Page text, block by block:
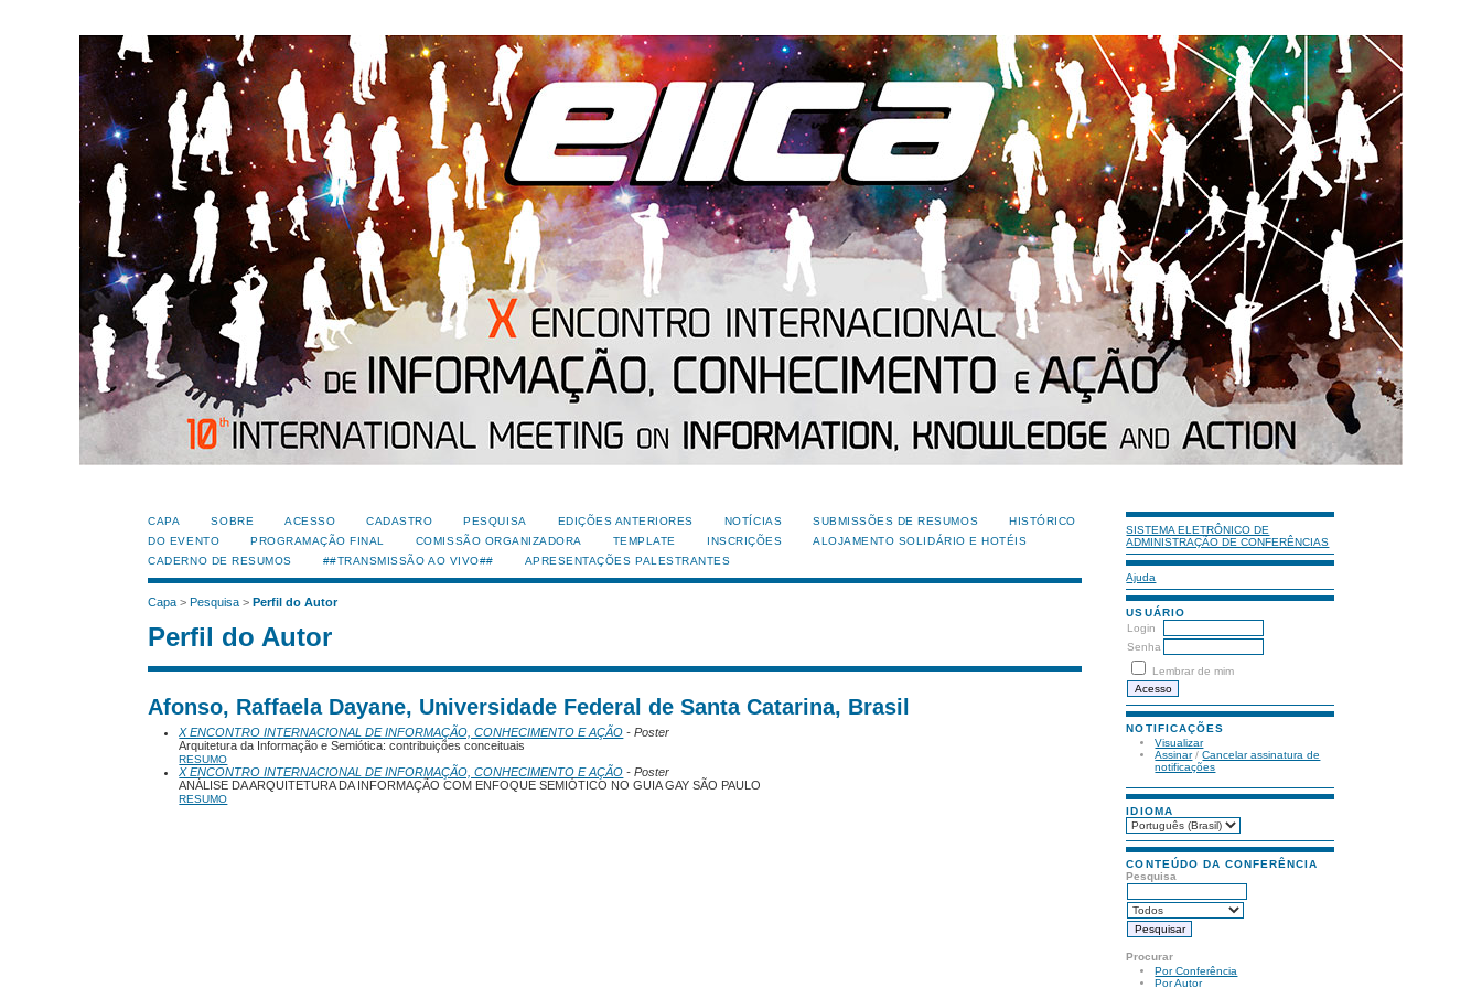
SISTEMA ELETRÔNICO DE
ADMINISTRAÇÃO DE CONFERÊNCIAS
Ajuda
USUÁRIO
Login
Senha
Lembrar de mim
NOTIFICAÇÕES
Visualizar
Assinar/Cancelar assinatura de
notificações
IDIOMA
CONTEÚDO DA CONFERÊNCIA
Pesquisa
Procurar
Por Conferência
Por Autor
CAPA SOBRE ACESSO CADASTRO PESQUISA EDIÇÕES ANTERIORES NOTÍCIAS SUBMISSÕES DE RESUMOS
HISTÓRICO
DO EVENTO
PROGRAMAÇÃO FINAL COMISSÃO ORGANIZADORA TEMPLATE INSCRIÇÕES
ALOJAMENTO SOLIDÁRIO E HOTÉIS
CADERNO DE RESUMOS
##TRANSMISSÃO AO VIVO## APRESENTAÇÕES PALESTRANTES
Capa >Pesquisa >Perfil do Autor
Perfil do Autor
Afonso, Raffaela Dayane, Universidade Federal de Santa Catarina, Brasil
X ENCONTRO INTERNACIONAL DE INFORMAÇÃO, CONHECIMENTO E AÇÃO - Poster
Arquitetura da Informação e Semiótica: contribuições conceituais
RESUMO
X ENCONTRO INTERNACIONAL DE INFORMAÇÃO, CONHECIMENTO E AÇÃO - Poster
ANÁLISE DA ARQUITETURA DA INFORMAÇÃO COM ENFOQUE SEMIÓTICO NO GUIA GAY SÃO PAULO
RESUMO